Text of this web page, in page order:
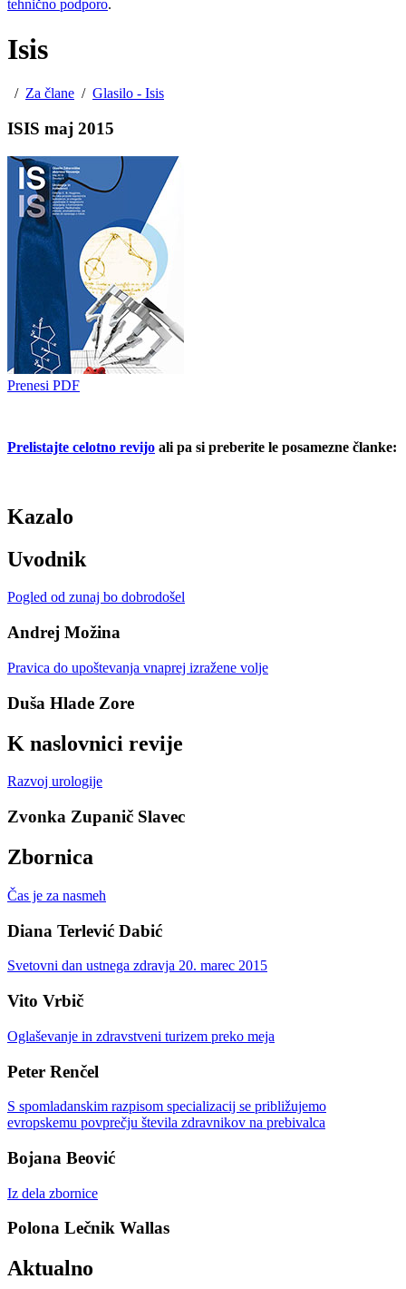
tehnično podporo.
Isis
/ Za člane / Glasilo - Isis
ISIS maj 2015
Prenesi PDF
Prelistajte celotno revijo ali pa si preberite le posamezne članke:
Kazalo
Uvodnik
Pogled od zunaj bo dobrodošel
Andrej Možina
Pravica do upoštevanja vnaprej izražene volje
Duša Hlade Zore
K naslovnici revije
Razvoj urologije
Zvonka Zupanič Slavec
Zbornica
Čas je za nasmeh
Diana Terlević Dabić
Svetovni dan ustnega zdravja 20. marec 2015
Vito Vrbič
Oglaševanje in zdravstveni turizem preko meja
Peter Renčel
S spomladanskim razpisom specializacij se približujemo
evropskemu povprečju števila zdravnikov na prebivalca
Bojana Beović
Iz dela zbornice
Polona Lečnik Wallas
Aktualno